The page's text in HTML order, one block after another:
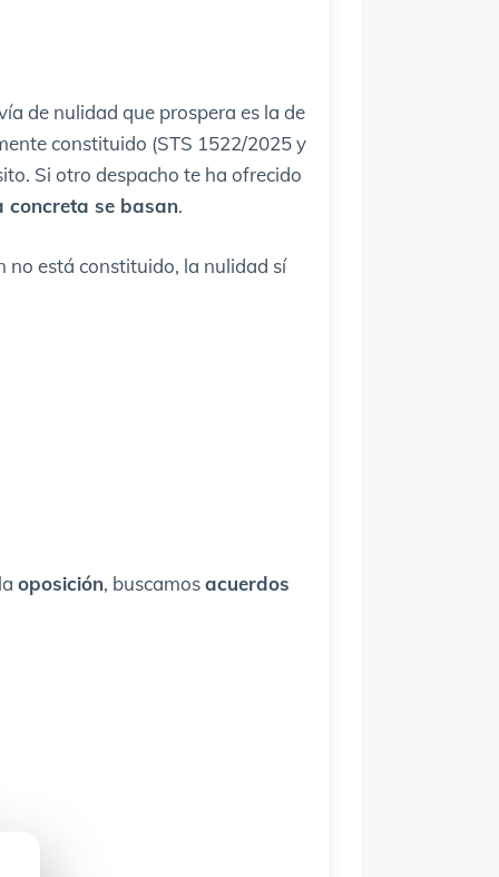
de nulidad que prospera es la de
constituido (STS 1522/2025 y
Si otro despacho te ha ofrecido
concreta se basan.
no está constituido, la nulidad sí
oposición, buscamosacuerdos